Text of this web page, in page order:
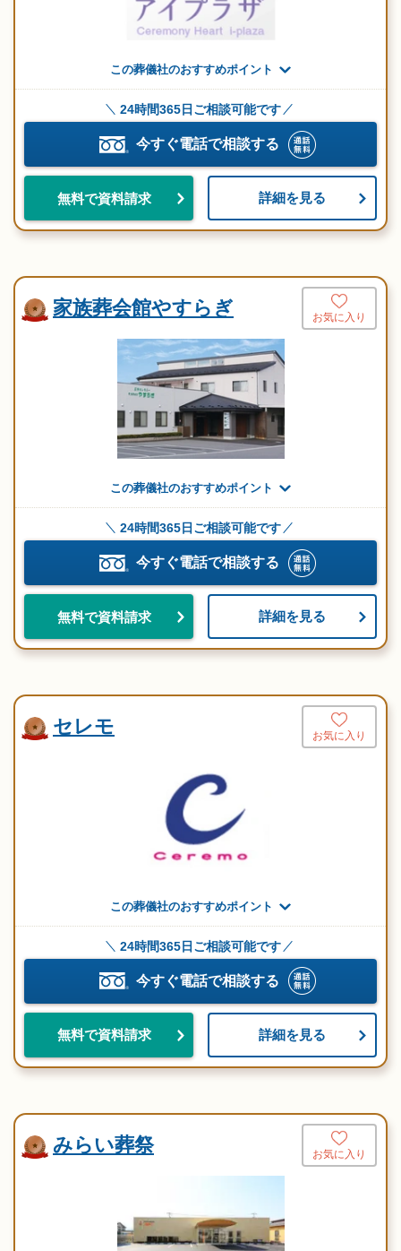
この葬儀社のおすすめポイント
24時間365日ご相談可能です
今すぐ電話で相談する
無料で資料請求 詳細を見る
家族葬会館やすらぎ お気に入り
この葬儀社のおすすめポイント
24時間365日ご相談可能です
今すぐ電話で相談する
無料で資料請求 詳細を見る
セレモ お気に入り
この葬儀社のおすすめポイント
24時間365日ご相談可能です
今すぐ電話で相談する
無料で資料請求 詳細を見る
みらい葬祭 お気に入り